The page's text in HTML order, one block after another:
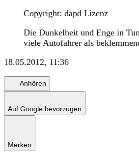
Copyright: dapd Lizenz
Die Dunkelheit und Enge in
viele Autofahrer als
18.05.2012, 11:36
Anhören
Auf Google bevorzugen
Merken